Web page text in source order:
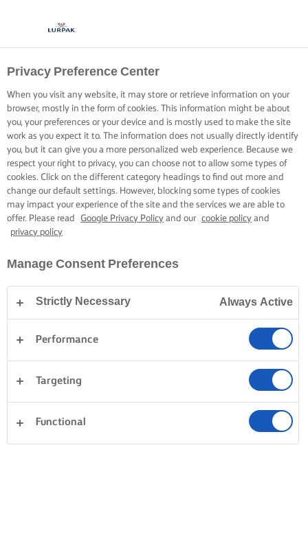
Privacy Preference Center
When you visit any website, it may store or retrieve information on your
browser, mostly in the form of cookies. This information might be about
you, your preferences or your device and is mostly used to make the site
work as you expect it to. The information does not usually directly identify
you, but it can give you a more personalized web experience. Because we
respect your right to privacy, you can choose not to allow some types of
cookies. Click on the different category headings to find out more and
change our default settings. However, blocking some types of cookies
may impact your experience of the site and the services we are able to
offer. Please read
Google Privacy Policy and our cookie policy and
privacy policy
Manage Consent Preferences
Strictly Necessary Always Active
Performance
Targeting
Functional